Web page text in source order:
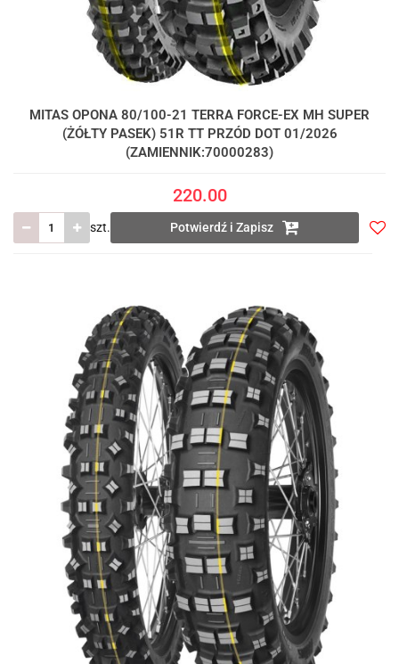
MITAS OPONA 80/100-21 TERRA FORCE-EX MH SUPER
(ŻÓŁTY PASEK) 51R TT PRZÓD DOT 01/2026
(ZAMIENNIK:70000283)
220.00
szt. Potwierdź i Zapisz